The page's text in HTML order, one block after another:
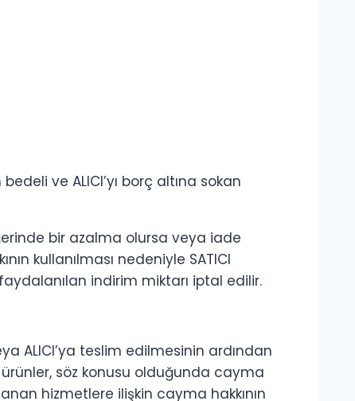
ve ALICI’yı borç altına sokan
bir azalma olursa veya iade
kullanılması nedeniyle SATICI
indirim miktarı iptal edilir.
ALICI’ya teslim edilmesinin ardından
ürünler, söz konusu olduğunda cayma
hizmetlere ilişkin cayma hakkının